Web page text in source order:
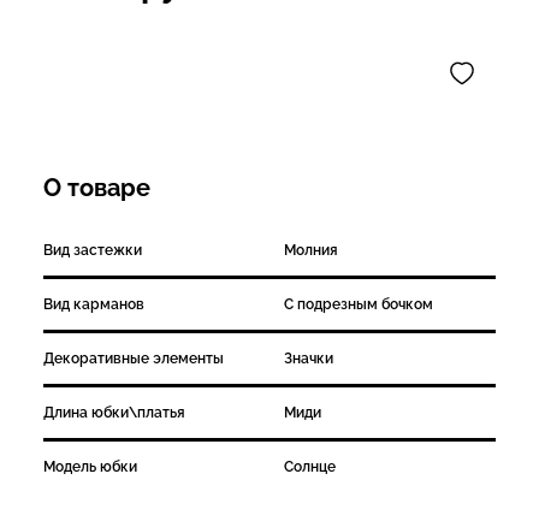
О товаре
Вид застежки Молния
Вид карманов С подрезным бочком
Декоративные элементы Значки
Длина юбки\платья Миди
Модель юбки Солнце